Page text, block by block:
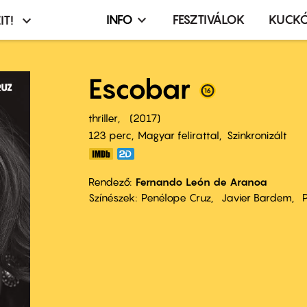
Infó,
terembérlés
menü
INFO FESZTIVÁLOK
Escobar
thriller
2017
123 perc,
Magyar felirattal Szinkronizált
Rendező Fernando León de Aranoa
Színészek
Penélope Cruz Javier Bardem